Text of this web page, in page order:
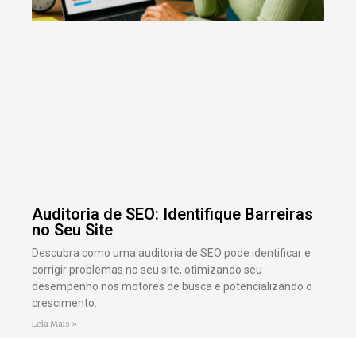
Auditoria de SEO: Identifique Barreiras
no Seu Site
Descubra como uma auditoria de SEO pode identificar e
corrigir problemas no seu site, otimizando seu
desempenho nos motores de busca e potencializando o
crescimento.
Leia Mais »